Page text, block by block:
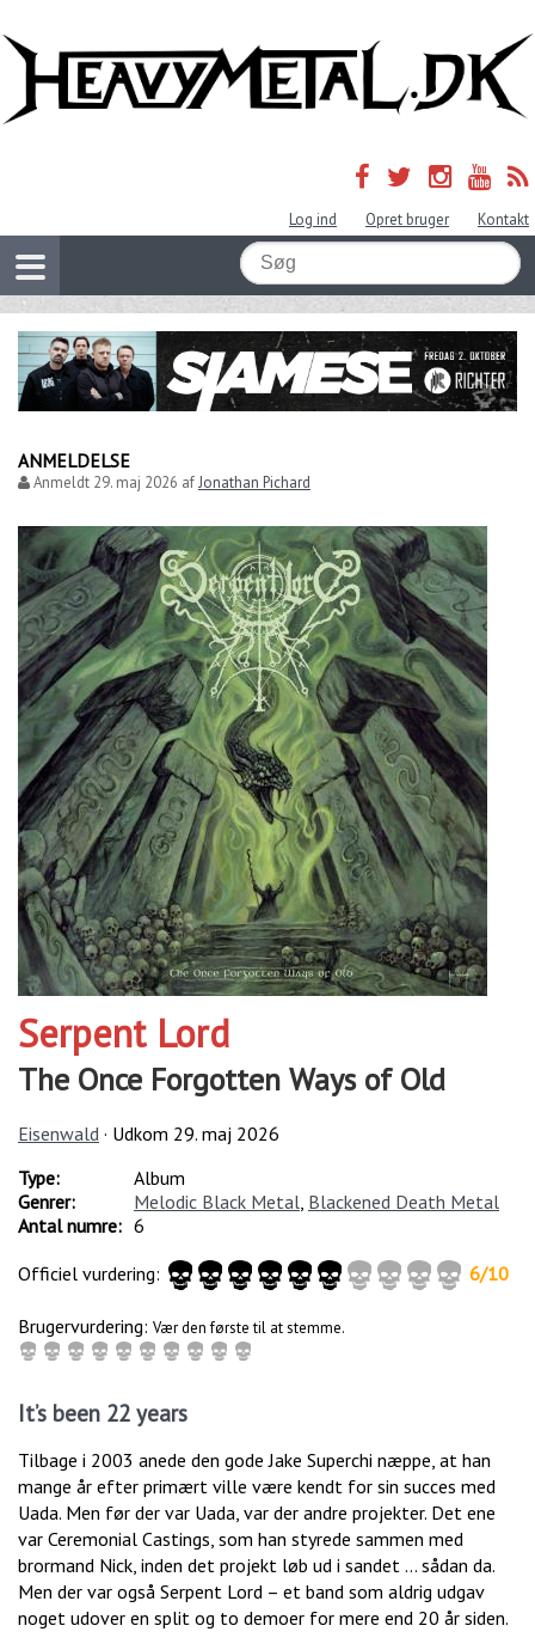
Log ind Opret bruger Kontakt
ANMELDELSE
Anmeldt 29. maj 2026 afJonathan Pichard
Serpent Lord
The Once Forgotten Ways of Old
Eisenwald · Udkom 29. maj 2026
Type:
Album
Genrer:
Melodic Black Metal Blackened Death Metal
Antal numre: 6
Officiel vurdering:
6/10
Brugervurdering: Vær den første til at stemme.
It’s been 22 years
Tilbage i 2003 anede den gode Jake Superchi næppe, at han
mange år efter primært ville være kendt for sin succes med
Uada. Men før der var Uada, var der andre projekter. Det ene
var Ceremonial Castings, som han styrede sammen med
brormand Nick, inden det projekt løb ud i sandet … sådan da.
Men der var også Serpent Lord – et band som aldrig udgav
noget udover en split og to demoer for mere end 20 år siden.